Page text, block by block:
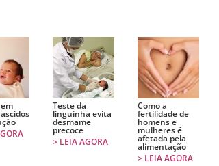
Teste da
linguinha evita
desmame
precoce
> LEIA AGORA
Como a
fertilidade de
homens e
mulheres é
afetada pela
alimentação
> LEIA AGORA